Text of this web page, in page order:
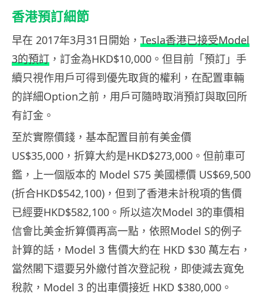
香港預訂細節
早在 2017年3月31日開始， Tesla香港已接受Model
3的預訂 ，訂金為HKD$10,000。但目前「預訂」手
續只視作用戶可得到優先取貨的權利，在配置車輛
的詳細Option之前，用戶可隨時取消預訂與取回所
有訂金。
至於實際價錢，基本配置目前有美金價
US$35,000，折算大約是HKD$273,000。但前車可
鑑，上一個版本的 Model S75 美國標價 US$69,500
(折合HKD$542,100)，但到了香港未計稅項的售價
已經要HKD$582,100。所以這次Model 3的車價相
信會比美金折算價再高一點，依照Model S的例子
計算的話，Model 3 售價大約在 HKD $30 萬左右，
當然閣下還要另外繳付首次登記稅，即使減去寬免
稅款，Model 3 的出車價接近 HKD $380,000。